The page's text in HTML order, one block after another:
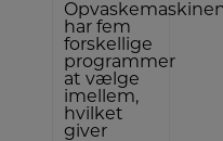
har fem
forskellige
programmer
at vælge
imellem,
hvilket
giver